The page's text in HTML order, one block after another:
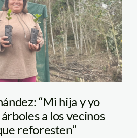
“Mi hija y yo
a los vecinos
reforesten”